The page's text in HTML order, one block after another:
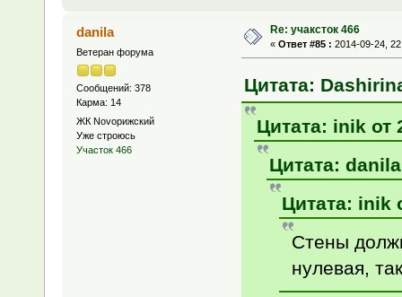
danila
Ветеран форума
Сообщений: 378
Карма: 14
ЖК Novoрижский
Уже строюсь
Участок 466
Re: учаксток 466
« Ответ #85 : 2014-09-24,
Цитата:
Цитата: inik от
Цитата:
Цитата: inik
Стены
нулевая,